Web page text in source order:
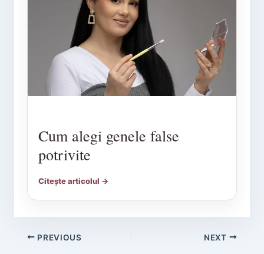
Cum alegi genele false
potrivite
Citește articolul →
PREVIOUS NEXT